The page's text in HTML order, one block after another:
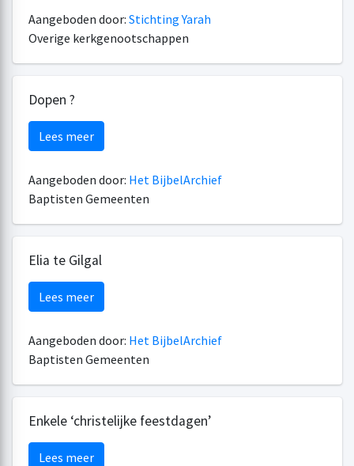
Aangeboden door: Stichting Yarah
Overige kerkgenootschappen
Dopen ?
Lees meer
Aangeboden door: Het BijbelArchief
Baptisten Gemeenten
Elia te Gilgal
Lees meer
Aangeboden door: Het BijbelArchief
Baptisten Gemeenten
Enkele ‘christelijke feestdagen’
Lees meer